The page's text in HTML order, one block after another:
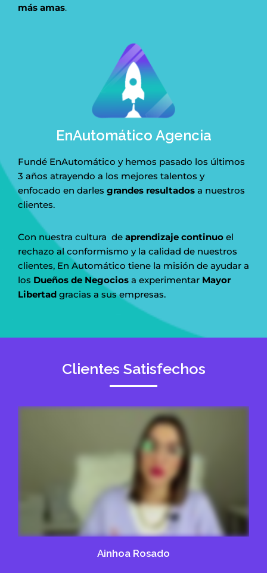
más amas.
EnAutomático Agencia
Fundé EnAutomático y hemos pasado los últimos
3 años atrayendo a los mejores talentos y
enfocado en darles grandes resultados a nuestros
clientes.
Con nuestra cultura de aprendizaje continuo el
rechazo al conformismo y la calidad de nuestros
clientes, En Automático tiene la misión de ayudar a
los Dueños de Negocios a experimentar Mayor
Libertad gracias a sus empresas.
Clientes Satisfechos
Ainhoa Rosado